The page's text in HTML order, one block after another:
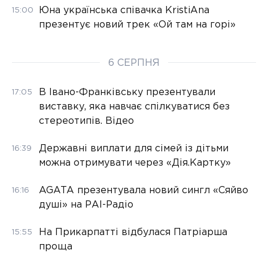
15:00
Юна українська співачка KristiAna
презентує новий трек «Ой там на горі»
6 СЕРПНЯ
17:05
В Івано-Франківську презентували
виставку, яка навчає спілкуватися без
стереотипів. Відео
16:39
Державні виплати для сімей із дітьми
можна отримувати через «Дія.Картку»
16:16
AGATA презентувала новий сингл «Сяйво
душі» на РАІ-Радіо
15:55
На Прикарпатті відбулася Патріарша
проща